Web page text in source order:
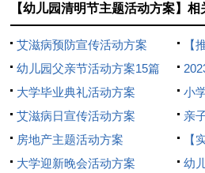
【幼儿园清明节主题活动方案】相
艾滋病预防宣传活动方案
【
幼儿园父亲节活动方案15篇
大学毕业典礼活动方案
小
艾滋病日宣传活动方案
亲
房地产主题活动方案
【
篇
大学迎新晚会活动方案 幼